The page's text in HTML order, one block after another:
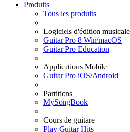
Produits
Tous les produits
Logiciels d'édition musicale
Guitar Pro 8 Win/macOS
Guitar Pro Education
Applications Mobile
Guitar Pro iOS/Android
Partitions
MySongBook
Cours de guitare
Play Guitar Hits